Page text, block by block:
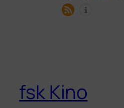
fsk Kino